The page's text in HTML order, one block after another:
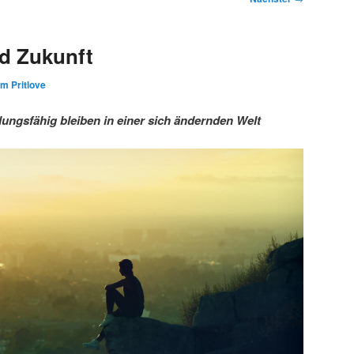
Zukunft
Pritlove
bleiben in einer sich ändernden Welt